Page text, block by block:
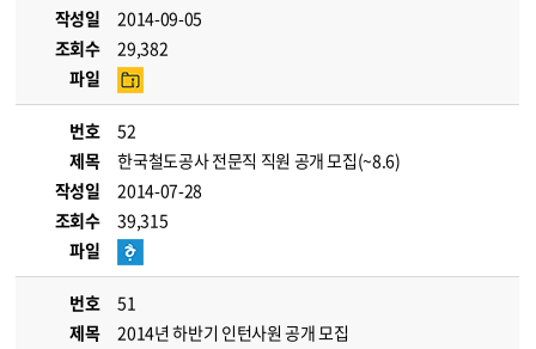
작성일
2014-09-05
조회수
29,382
파일
번호
52
제목
한국철도공사 전문직 직원 공개 모집(~8.6)
작성일
2014-07-28
조회수
39,315
파일
번호
51
제목
2014년 하반기 인턴사원 공개 모집